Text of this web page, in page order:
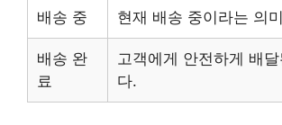
배송 중 현재 배송 중이라는 의
배송 완
료
고객에게 안전하게 배
다.